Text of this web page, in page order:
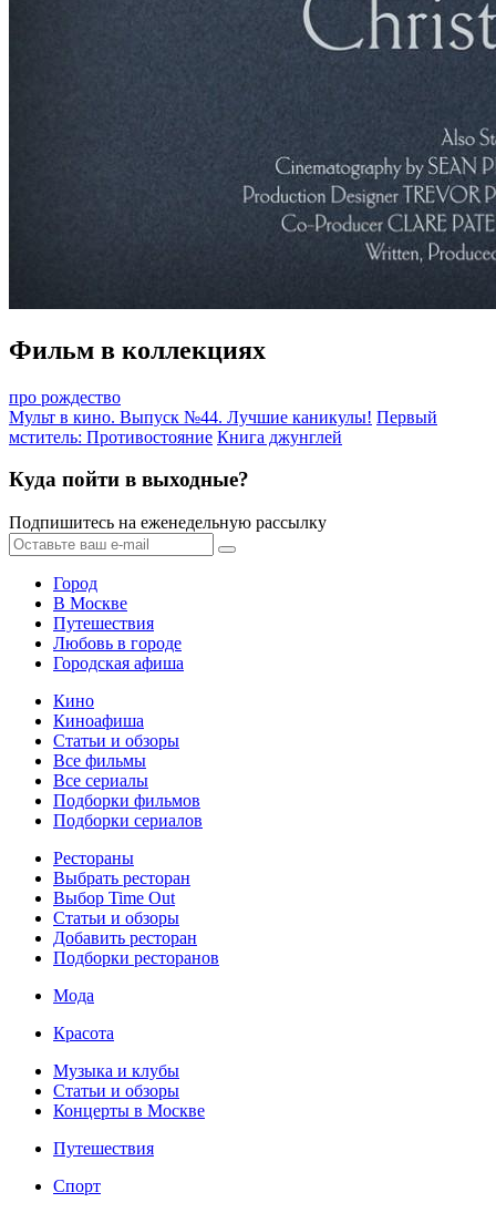
Фильм в коллекциях
про рождество
Мульт в кино. Выпуск №44. Лучшие каникулы! Первый
мститель: Противостояние Книга джунглей
Куда пойти в выходные?
Подпишитесь на еженедельную рассылку
Город
В Москве
Путешествия
Любовь в городе
Городская афиша
Кино
Киноафиша
Статьи и обзоры
Все фильмы
Все сериалы
Подборки фильмов
Подборки сериалов
Рестораны
Выбрать ресторан
Выбор Time Out
Статьи и обзоры
Добавить ресторан
Подборки ресторанов
Мода
Красота
Музыка и клубы
Статьи и обзоры
Концерты в Москве
Путешествия
Спорт